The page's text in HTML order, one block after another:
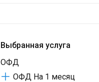
Выбранная услуга
ОФД
ОФД На 1 месяц